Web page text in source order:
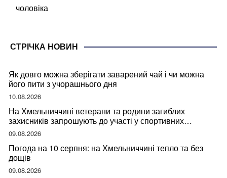
чоловіка
СТРІЧКА НОВИН
Як довго можна зберігати заварений чай і чи можна
його пити з учорашнього дня
10.08.2026
На Хмельниччині ветерани та родини загиблих
захисників запрошують до участі у спортивних
змаганнях
09.08.2026
Погода на 10 серпня: на Хмельниччині тепло та без
дощів
09.08.2026